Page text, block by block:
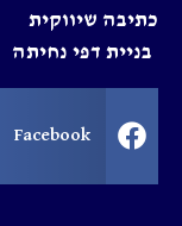
כתיבה שיווקית
בניית דפי נחיתה
Facebook